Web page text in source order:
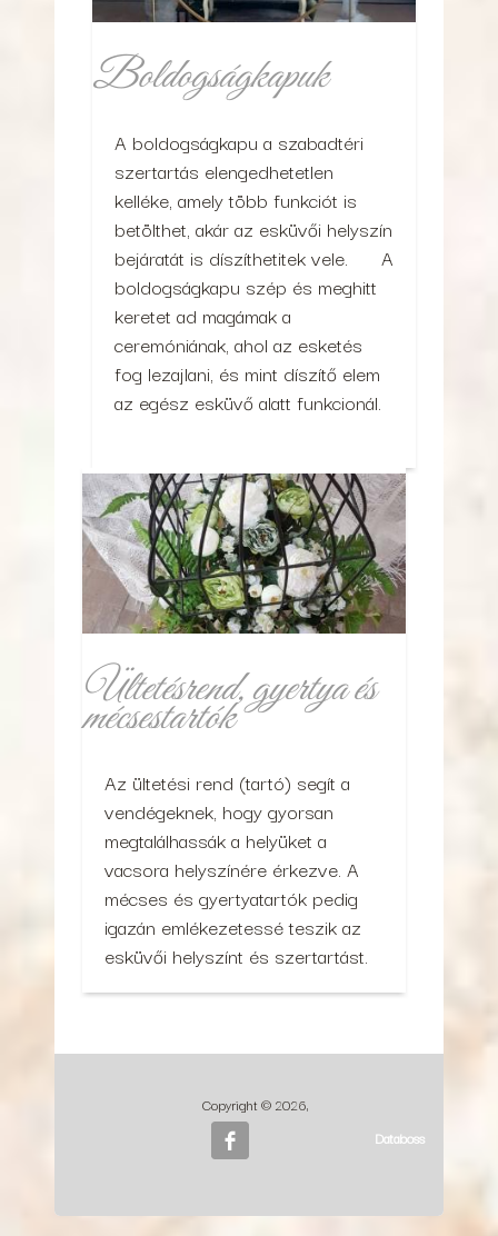
Boldogságkapuk
A boldogságkapu a szabadtéri
szertartás elengedhetetlen
kelléke, amely több funkciót is
betölthet, akár az esküvői helyszín
bejáratát is díszíthetitek vele. A
boldogságkapu szép és meghitt
keretet ad magámak a
ceremóniának, ahol az esketés
fog lezajlani, és mint díszítő elem
az egész esküvő alatt funkcionál.
Ültetésrend, gyertya és
mécsestartók
Az ültetési rend (tartó) segít a
vendégeknek, hogy gyorsan
megtalálhassák a helyüket a
vacsora helyszínére érkezve. A
mécses és gyertyatartók pedig
igazán emlékezetessé teszik az
esküvői helyszínt és szertartást.
Copyright © 2026,
Databoss